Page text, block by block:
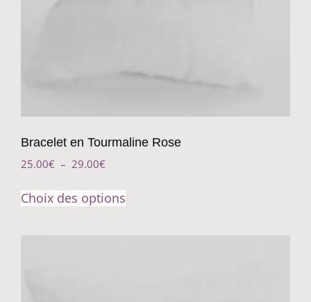
Bracelet en Tourmaline Rose
25.00€ – 29.00€
Choix des options